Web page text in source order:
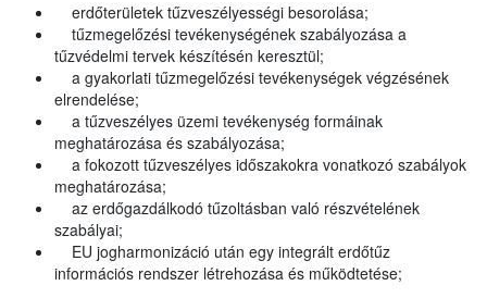
erdőterületek tűzveszélyességi besorolása;
tűzmegelőzési tevékenységének szabályozása a
tűzvédelmi tervek készítésén keresztül;
a gyakorlati tűzmegelőzési tevékenységek végzésének
elrendelése;
a tűzveszélyes üzemi tevékenység formáinak
meghatározása és szabályozása;
a fokozott tűzveszélyes időszakokra vonatkozó szabályok
meghatározása;
az erdőgazdálkodó tűzoltásban való részvételének
szabályai;
EU jogharmonizáció után egy integrált erdőtűz
információs rendszer létrehozása és működtetése;